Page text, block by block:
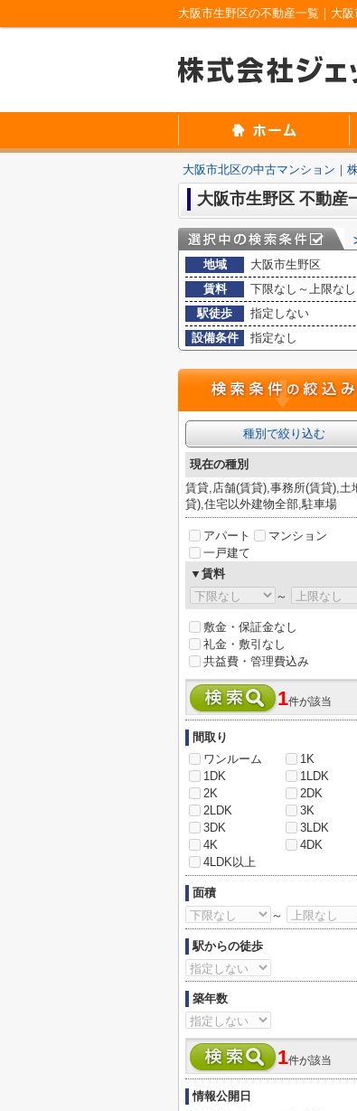
大阪市生野区の不動産一覧｜大
大阪市北区の中古マンション｜
大阪市生野区 不動産
地域
大阪市生野区
賃料
下限なし～上限なし
駅徒歩
指定しない
設備条件
指定なし
種別で絞り込む
現在の種別
賃貸,店舗(賃貸),事務所(賃貸),土
貸),住宅以外建物全部,駐車場
アパート
マンション
一戸建て
▼賃料
～
敷金・保証金なし
礼金・敷引なし
共益費・管理費込み
1件が該当
間取り
ワンルーム
1K
1DK
1LDK
2K
2DK
2LDK
3K
3DK
3LDK
4K
4DK
4LDK以上
面積
～
駅からの徒歩
築年数
1件が該当
情報公開日